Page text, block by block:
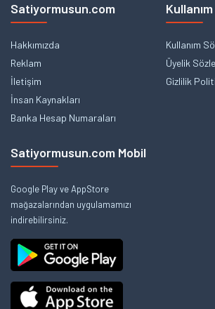
Satiyormusun.com
Hakkımızda
Reklam
İletişim
İnsan Kaynakları
Banka Hesap Numaraları
Kullanım
Üyelik
Gizlilik
Satiyormusun.com Mobil
Google Play ve AppStore
mağazalarından uygulamamızı
indirebilirsiniz.